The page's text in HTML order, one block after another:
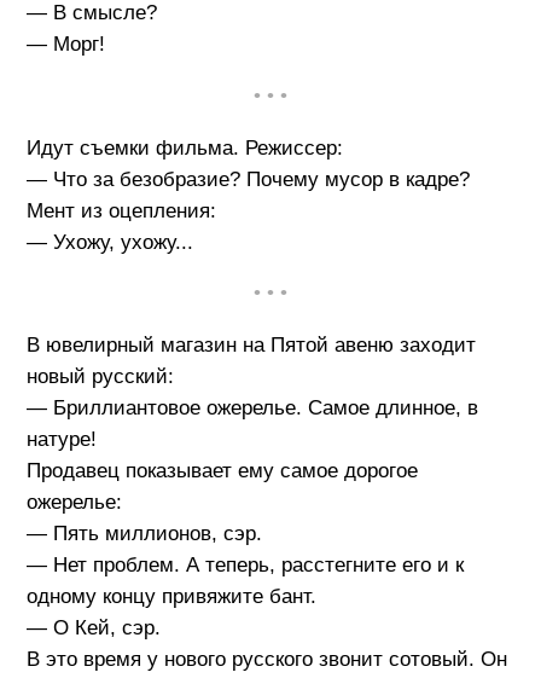
— В смысле?
— Морг!
• • •
Идут съемки фильма. Режиссер:
— Что за безобразие? Почему мусор в кадре?
Мент из оцепления:
— Ухожу, ухожу...
• • •
В ювелирный магазин на Пятой авеню заходит
новый русский:
— Бриллиантовое ожерелье. Самое длинное, в
натуре!
Продавец показывает ему самое дорогое
ожерелье:
— Пять миллионов, сэр.
— Нет проблем. А теперь, расстегните его и к
одному концу привяжите бант.
— О Кей, сэр.
В это время у нового русского звонит сотовый. Он